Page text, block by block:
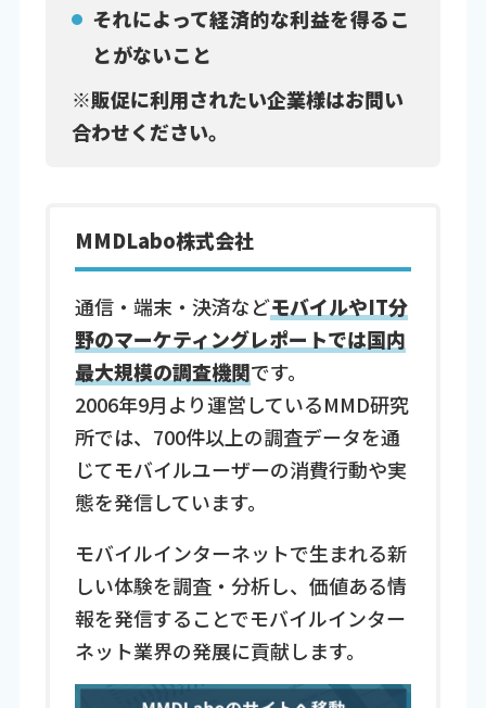
それによって経済的な利益を得るこ
とがないこと
※販促に利用されたい企業様はお問い
合わせください。
MMDLabo株式会社
通信・端末・決済などモバイルやIT分
野のマーケティングレポートでは国内
最大規模の調査機関です。
2006年9月より運営しているMMD研究
所では、700件以上の調査データを通
じてモバイルユーザーの消費行動や実
態を発信しています。
モバイルインターネットで生まれる新
しい体験を調査・分析し、価値ある情
報を発信することでモバイルインター
ネット業界の発展に貢献します。